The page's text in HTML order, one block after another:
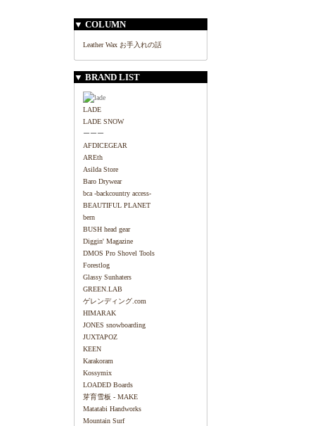
▼ COLUMN
Leather Wax お手入れの話
▼ BRAND LIST
LADE
LADE SNOW
ーーー
AFDICEGEAR
AREth
Asilda Store
Baro Drywear
bca -backcountry access-
BEAUTIFUL PLANET
bern
BUSH head gear
Diggin' Magazine
DMOS Pro Shovel Tools
Forestlog
Glassy Sunhaters
GREEN.LAB
ゲレンディング.com
HIMARAK
JONES snowboarding
JUXTAPOZ
KEEN
Karakoram
Kossymix
LOADED Boards
芽育雪板 - MAKE
Matatabi Handworks
Mountain Surf